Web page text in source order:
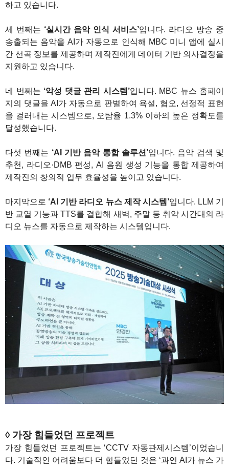
하고 있습니다.
세 번째는 ‘실시간 음악 인식 서비스’입니다. 라디오 방송 중
송출되는 음악을 AI가 자동으로 인식해 MBC 미니 앱에 실시
간 선곡 정보를 제공하며 제작진에게 데이터 기반 의사결정을
지원하고 있습니다.
네 번째는 ‘악성 댓글 관리 시스템’입니다. MBC 뉴스 홈페이
지의 댓글을 AI가 자동으로 판별하여 욕설, 혐오, 선정적 표현
을 걸러내는 시스템으로, 오탐율 1.3% 이하의 높은 정확도를
달성했습니다.
다섯 번째는 ‘AI 기반 음악 통합 솔루션’입니다. 음악 검색 및
추천, 라디오·DMB 편성, AI 음원 생성 기능을 통합 제공하여
제작진의 창의적 업무 효율성을 높이고 있습니다.
마지막으로 ‘AI 기반 라디오 뉴스 제작 시스템’입니다. LLM 기
반 교열 기능과 TTS를 결합해 새벽, 주말 등 취약 시간대의 라
디오 뉴스를 자동으로 제작하는 시스템입니다.
◊ 가장 힘들었던 프로젝트
가장 힘들었던 프로젝트는 ‘CCTV 자동관제시스템’이었습니
다. 기술적인 어려움보다 더 힘들었던 것은 ‘과연 AI가 뉴스 가